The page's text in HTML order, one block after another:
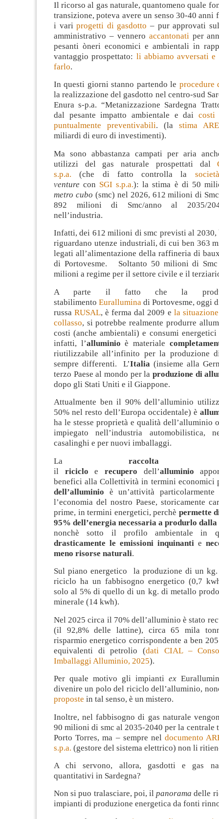
Il ricorso al gas naturale, quantomeno quale
transizione, poteva avere un senso 30-40 anni
i variprogetti di gasdotto – pur approvati
amministrativo – vennero accantonatiper
pesanti òneri economici e ambientali in
vantaggio prospettato: li abbiamo avversati e
farlo.
In questi giorni stanno partendo le procedure
la realizzazione del gasdotto nel centro-sud
Enura s-p.a. “Metanizzazione Sardegna
dal pesante impatto ambientale e dai costi
puntualmente preventivabili. (la stima
miliardi di euro di investimenti).
Ma sono abbastanza campati per aria
utilizzi del gas naturale prospettati dal
s.p.a. (che di fatto controlla la
venture con SGI s.p.a.): la stima è di 50
metro cubo (smc) nel 2026, 612 milioni di
892 milioni di Smc/anno al 2035/
nell’industria.
Infatti, dei 612 milioni di smc previsti al
riguardano utenze industriali, di cui ben 363
legati all’alimentazione della raffineria di
di Portovesme. Soltanto 50 milioni di
milioni a regime per il settore civile e il
A parte il fatto che la
stabilimento Eurallumina di Portovesme, oggi
russaRUSAL, è ferma dal 2009 e la
collasso, si potrebbe realmente produrre
costi (anche ambientali) e consumi
infatti, l’alluminio è materiale
riutilizzabile all’infinito per la produzione
sempre differenti. L’Italia (insieme alla
terzo Paese al mondo per la produzione di
dopo gli Stati Uniti e il Giappone.
Attualmente ben il 90% dell’alluminio
50% nel resto dell’Europa occidentale) è
ha le stesse proprietà e qualità dell’alluminio
impiegato nell’industria automobilistica,
casalinghi e per nuovi imballaggi.
La raccolta
il riciclo erecupero dell’alluminio
benefici alla Collettività in termini economici
dell’alluminio è un’attività
l’economia del nostro Paese, storicamente
prime, in termini energetici, perchè permette
95% dell’energia necessaria a produrlo
nonchè sotto il profilo ambientale in
drasticamente le emissioni inquinanti e
meno risorse naturali.
Sul piano energetico la produzione di un
riciclo ha un fabbisogno energetico (0,7
solo al 5% di quello di un kg. di metallo
minerale (14 kwh).
Nel 2025 circa il 70% dell’alluminio è stato
(il 92,8% delle lattine), circa 65 mila
risparmio energetico corrispondente a ben
equivalenti di petrolio (dati CIAL –
Imballaggi Alluminio, 2025).
Per quale motivo gli impianti ex
divenire un polo del riciclo dell’alluminio,
proposte in tal senso, è un mistero.
Inoltre, nel fabbisogno di gas naturale
90 milioni di smc al 2035-2040 per la centrale
Porto Torres, ma – sempre neldocumento
s.p.a. (gestore del sistema elettrico) non li
A chi servono, allora, gasdotti e gas
quantitativi in Sardegna?
Non si puo tralasciare, poi, ilpanorama delle
impianti di produzione energetica da fonti